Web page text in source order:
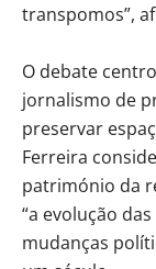
transpomos”,
O debate
jornalismo de
preservar
Ferreira
património da
“a evolução
mudanças